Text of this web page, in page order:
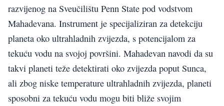
razvijenog na Sveučilištu Penn State pod vodstvom
Mahadevana. Instrument je specijaliziran za detekciju
planeta oko ultrahladnih zvijezda, s potencijalom za
tekuću vodu na svojoj površini. Mahadevan navodi da su
takvi planeti teže detektirati oko zvijezda poput Sunca,
ali zbog niske temperature ultrahladnih zvijezda, planeti
sposobni za tekuću vodu mogu biti bliže svojim